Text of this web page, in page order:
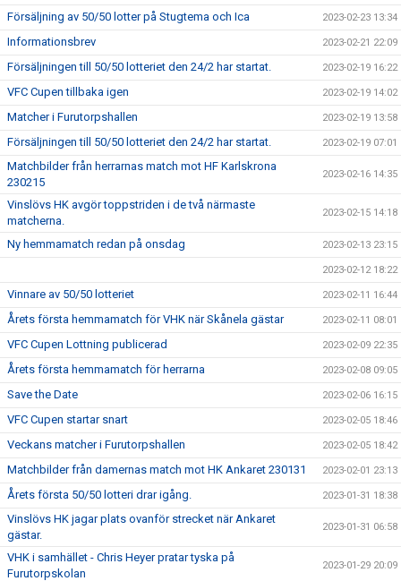
Försäljning av 50/50 lotter på Stugtema och Ica 2023-02-23 13:34
Informationsbrev 2023-02-21 22:09
Försäljningen till 50/50 lotteriet den 24/2 har startat. 2023-02-19 16:22
VFC Cupen tillbaka igen 2023-02-19 14:02
Matcher i Furutorpshallen 2023-02-19 13:58
Försäljningen till 50/50 lotteriet den 24/2 har startat. 2023-02-19 07:01
Matchbilder från herrarnas match mot HF Karlskrona
230215
2023-02-16 14:35
Vinslövs HK avgör toppstriden i de två närmaste
matcherna.
2023-02-15 14:18
Ny hemmamatch redan på onsdag 2023-02-13 23:15
2023-02-12 18:22
Vinnare av 50/50 lotteriet 2023-02-11 16:44
Årets första hemmamatch för VHK när Skånela gästar 2023-02-11 08:01
VFC Cupen Lottning publicerad 2023-02-09 22:35
Årets första hemmamatch för herrarna 2023-02-08 09:05
Save the Date 2023-02-06 16:15
VFC Cupen startar snart 2023-02-05 18:46
Veckans matcher i Furutorpshallen 2023-02-05 18:42
Matchbilder från damernas match mot HK Ankaret 230131 2023-02-01 23:13
Årets första 50/50 lotteri drar igång. 2023-01-31 18:38
Vinslövs HK jagar plats ovanför strecket när Ankaret
gästar.
2023-01-31 06:58
VHK i samhället - Chris Heyer pratar tyska på
Furutorpskolan
2023-01-29 20:09